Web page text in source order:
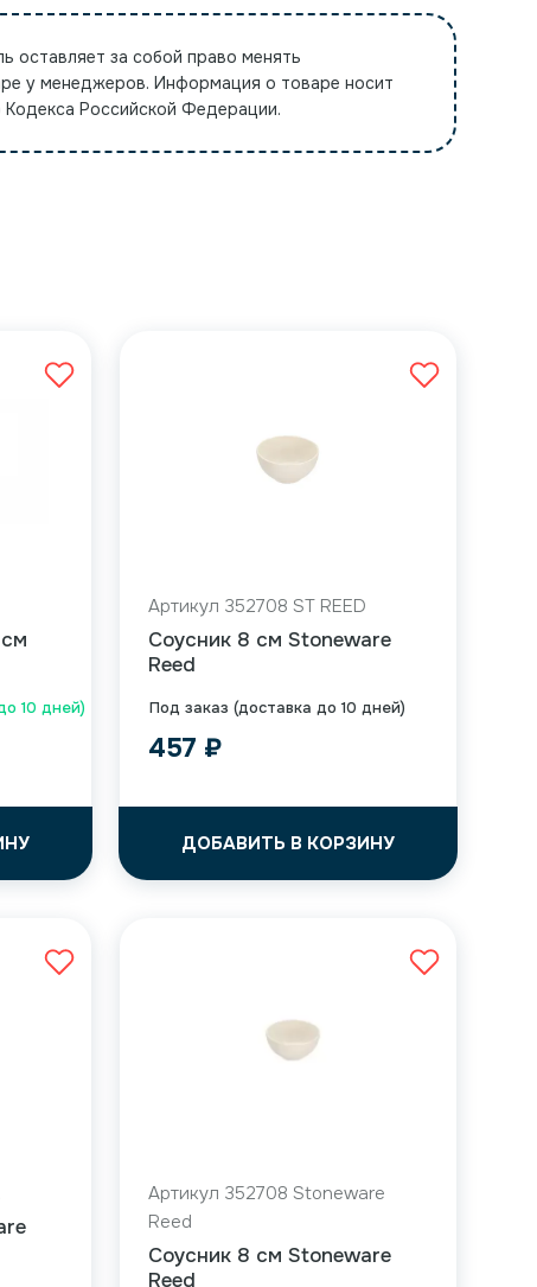
оставляет за собой право менять
у менеджеров. Информация о товаре носит
Российской Федерации.
10 дней) Под заказ (доставка до 10 дней)
Артикул 352708 ST REED
Соусник 8 см Stoneware
Reed
457 ₽
ДОБАВИТЬ В КОРЗИНУ
Артикул 352708 Stoneware
Reed
Соусник 8 см Stoneware
Reed